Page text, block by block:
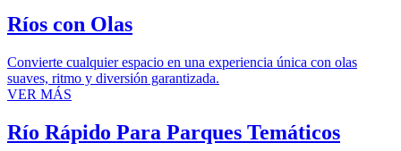
Ríos con Olas
Convierte cualquier espacio en una experiencia única con olas
suaves, ritmo y diversión garantizada.
VER MÁS
Río Rápido Para Parques Temáticos